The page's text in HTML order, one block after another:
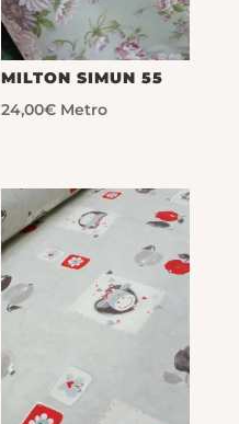
MILTON SIMUN 55
24,00€ Metro